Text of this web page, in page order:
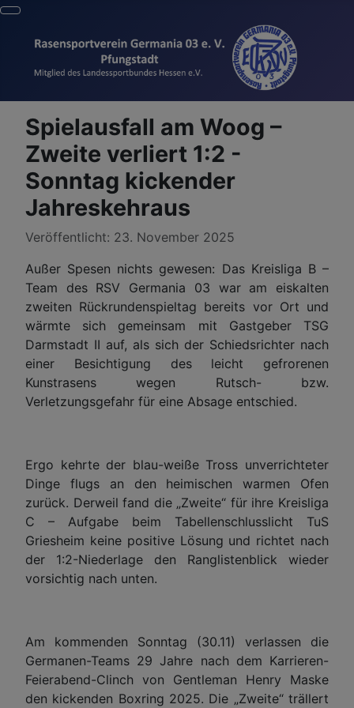
Spielausfall am Woog –
Zweite verliert 1:2 -
Sonntag kickender
Jahreskehraus
Details
Veröffentlicht: 23. November 2025
Außer Spesen nichts gewesen: Das Kreisliga B –
Team des RSV Germania 03 war am eiskalten
zweiten Rückrundenspieltag bereits vor Ort und
wärmte sich gemeinsam mit Gastgeber TSG
Darmstadt II auf, als sich der Schiedsrichter nach
einer Besichtigung des leicht gefrorenen
Kunstrasens wegen Rutsch- bzw.
Verletzungsgefahr für eine Absage entschied.
Ergo kehrte der blau-weiße Tross unverrichteter
Dinge flugs an den heimischen warmen Ofen
zurück. Derweil fand die „Zweite“ für ihre Kreisliga
C – Aufgabe beim Tabellenschlusslicht TuS
Griesheim keine positive Lösung und richtet nach
der 1:2-Niederlage den Ranglistenblick wieder
vorsichtig nach unten.
Am kommenden Sonntag (30.11) verlassen die
Germanen-Teams 29 Jahre nach dem Karrieren-
Feierabend-Clinch von Gentleman Henry Maske
den kickenden Boxring 2025. Die „Zweite“ trällert